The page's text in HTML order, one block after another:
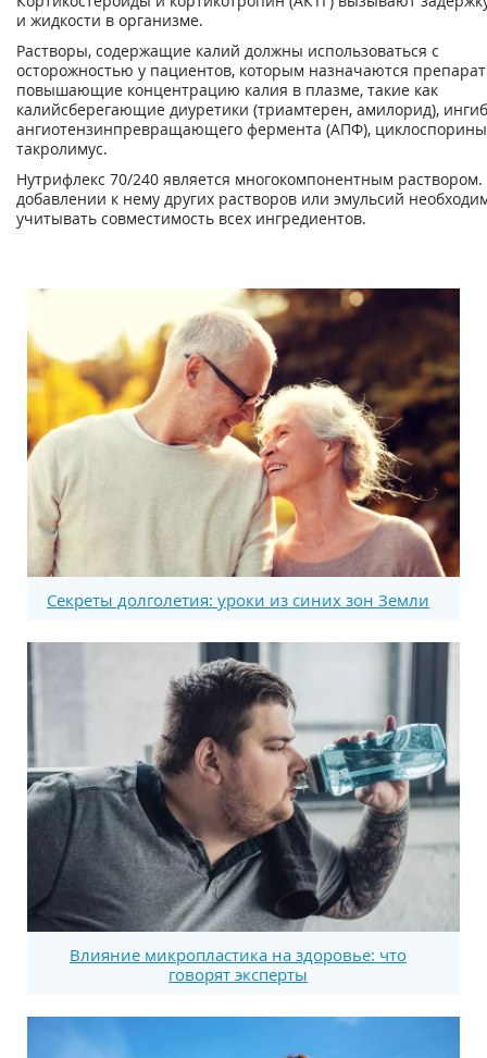
и жидкости в организме.
Растворы, содержащие калий должны использоваться с
осторожностью у пациентов, которым назначаются
повышающие концентрацию калия в плазме, такие как
калийсберегающие диуретики (триамтерен, амилорид),
ангиотензинпревращающего фермента (АПФ),
такролимус.
Нутрифлекс 70/240 является многокомпонентным
добавлении к нему других растворов или эмульсий
учитывать совместимость всех ингредиентов.
Секреты долголетия: уроки из синих зон Земли
Влияние микропластика на здоровье: что
говорят эксперты